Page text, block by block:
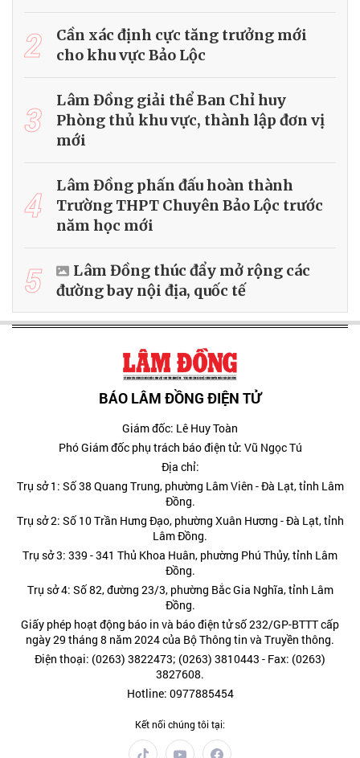
2
Cần xác định cực tăng trưởng mới
cho khu vực Bảo Lộc
3
Lâm Đồng giải thể Ban Chỉ huy
Phòng thủ khu vực, thành lập đơn vị
mới
4
Lâm Đồng phấn đấu hoàn thành
Trường THPT Chuyên Bảo Lộc trước
năm học mới
5
Lâm Đồng thúc đẩy mở rộng các
đường bay nội địa, quốc tế
BÁO LÂM ĐỒNG ĐIỆN TỬ
Giám đốc: Lê Huy Toàn
Phó Giám đốc phụ trách báo điện tử: Vũ Ngọc Tú
Địa chỉ:
Trụ sở 1: Số 38 Quang Trung, phường Lâm Viên - Đà Lạt, tỉnh Lâm
Đồng.
Trụ sở 2: Số 10 Trần Hưng Đạo, phường Xuân Hương - Đà Lạt, tỉnh
Lâm Đồng.
Trụ sở 3: 339 - 341 Thủ Khoa Huân, phường Phú Thủy, tỉnh Lâm
Đồng.
Trụ sở 4: Số 82, đường 23/3, phường Bắc Gia Nghĩa, tỉnh Lâm
Đồng.
Giấy phép hoạt động báo in và báo điện tử số 232/GP-BTTT cấp
ngày 29 tháng 8 năm 2024 của Bộ Thông tin và Truyền thông.
Điện thoại: (0263) 3822473; (0263) 3810443 - Fax: (0263)
3827608.
Hotline: 0977885454
Kết nối chúng tôi tại: